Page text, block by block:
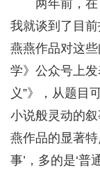
两年前，
我就谈到了目
燕燕作品对这
学》公众号上
义”》，从题目
小说般灵动的
燕作品的显著特
事’，多的是‘普